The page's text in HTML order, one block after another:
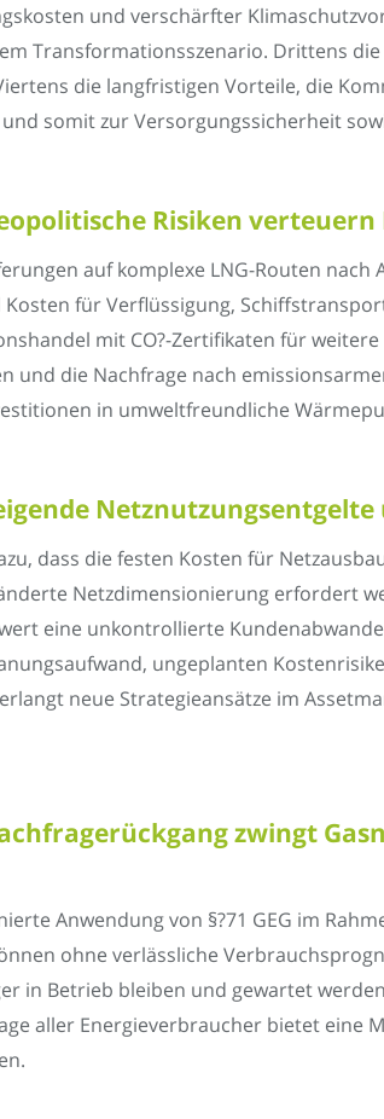
und verschärfter
Transformationsszenario. Drittens
die langfristigen Vorteile, die
somit zur Versorgungssicherheit
Risiken verteuern
auf komplexe LNG-Routen
für Verflüssigung,
mit CO?-Zertifikaten für
und die Nachfrage nach
in umweltfreundliche
dass die festen Kosten für
Netzdimensionierung erfordert
eine unkontrollierte
ungeplanten
neue Strategieansätze im
zwingt
Anwendung von §?71 GEG im
ohne verlässliche
in Betrieb bleiben und gewartet
aller Energieverbraucher bietet eine